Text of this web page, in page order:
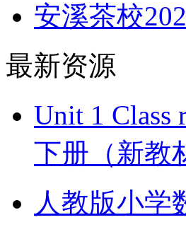
安溪茶校
最新资源
Unit 1 Class
下册（新教
人教版小学